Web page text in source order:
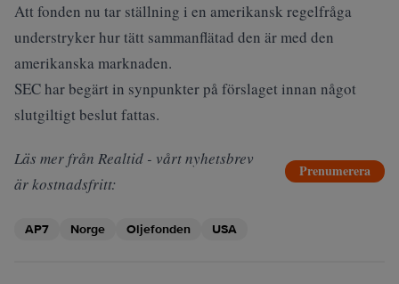
Att fonden nu tar ställning i en amerikansk regelfråga
understryker hur tätt sammanflätad den är med den
amerikanska marknaden.
SEC har begärt in synpunkter på förslaget innan något
slutgiltigt beslut fattas.
Läs mer från Realtid - vårt nyhetsbrev
är kostnadsfritt:
Prenumerera
AP7 Norge Oljefonden USA